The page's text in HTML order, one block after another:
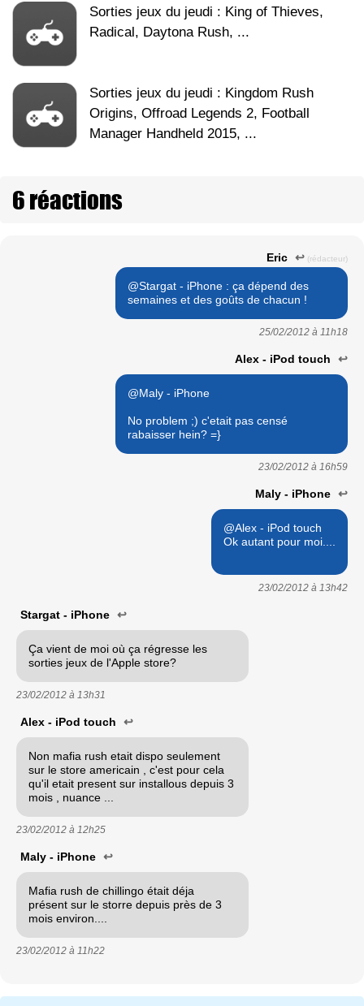
Sorties jeux du jeudi : King of Thieves,
Radical, Daytona Rush, ...
Sorties jeux du jeudi : Kingdom Rush
Origins, Offroad Legends 2, Football
Manager Handheld 2015, ...
6 réactions
Eric ↩ (rédacteur)
@Stargat - iPhone : ça dépend des
semaines et des goûts de chacun !
25/02/2012 à 11h18
Alex - iPod touch ↩
@Maly - iPhone
No problem ;) c'etait pas censé
rabaisser hein? =}
23/02/2012 à 16h59
Maly - iPhone ↩
@Alex - iPod touch
Ok autant pour moi....
23/02/2012 à 13h42
Stargat - iPhone ↩
Ça vient de moi où ça régresse les
sorties jeux de l'Apple store?
23/02/2012 à 13h31
Alex - iPod touch ↩
Non mafia rush etait dispo seulement
sur le store americain , c'est pour cela
qu'il etait present sur installous depuis 3
mois , nuance ...
23/02/2012 à 12h25
Maly - iPhone ↩
Mafia rush de chillingo était déja
présent sur le storre depuis près de 3
mois environ....
23/02/2012 à 11h22